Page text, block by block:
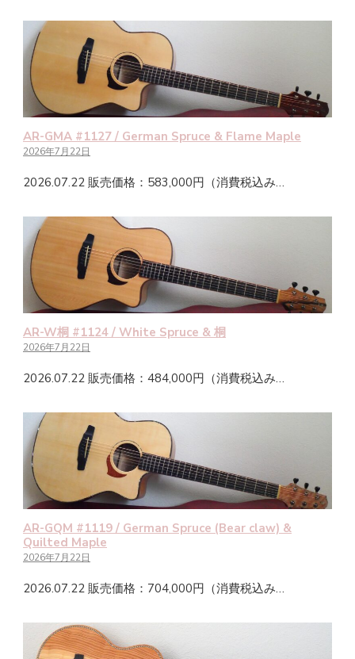
AR-GMA #1127 / German Spruce & Flame Maple
2026年7月22日
2026.07.22 販売価格：583,000円（消費税込み…
AR-W桐 #1124 / White Spruce & 桐
2026年7月22日
2026.07.22 販売価格：484,000円（消費税込み…
AR-GQM #1119 / German Spruce (Bear claw) &
Quilted Maple
2026年7月22日
2026.07.22 販売価格：704,000円（消費税込み…